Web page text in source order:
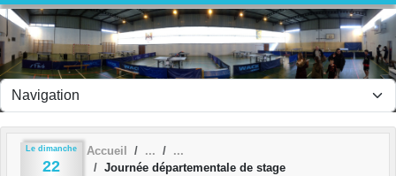
Le dimanche
22
Accueil
Journée départementale de stage